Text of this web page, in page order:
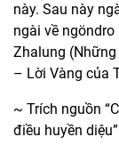
này. Sau này
ngài về
Zhalung
– Lời Vàng của
~ Trích nguồn
điều huyền diệu”